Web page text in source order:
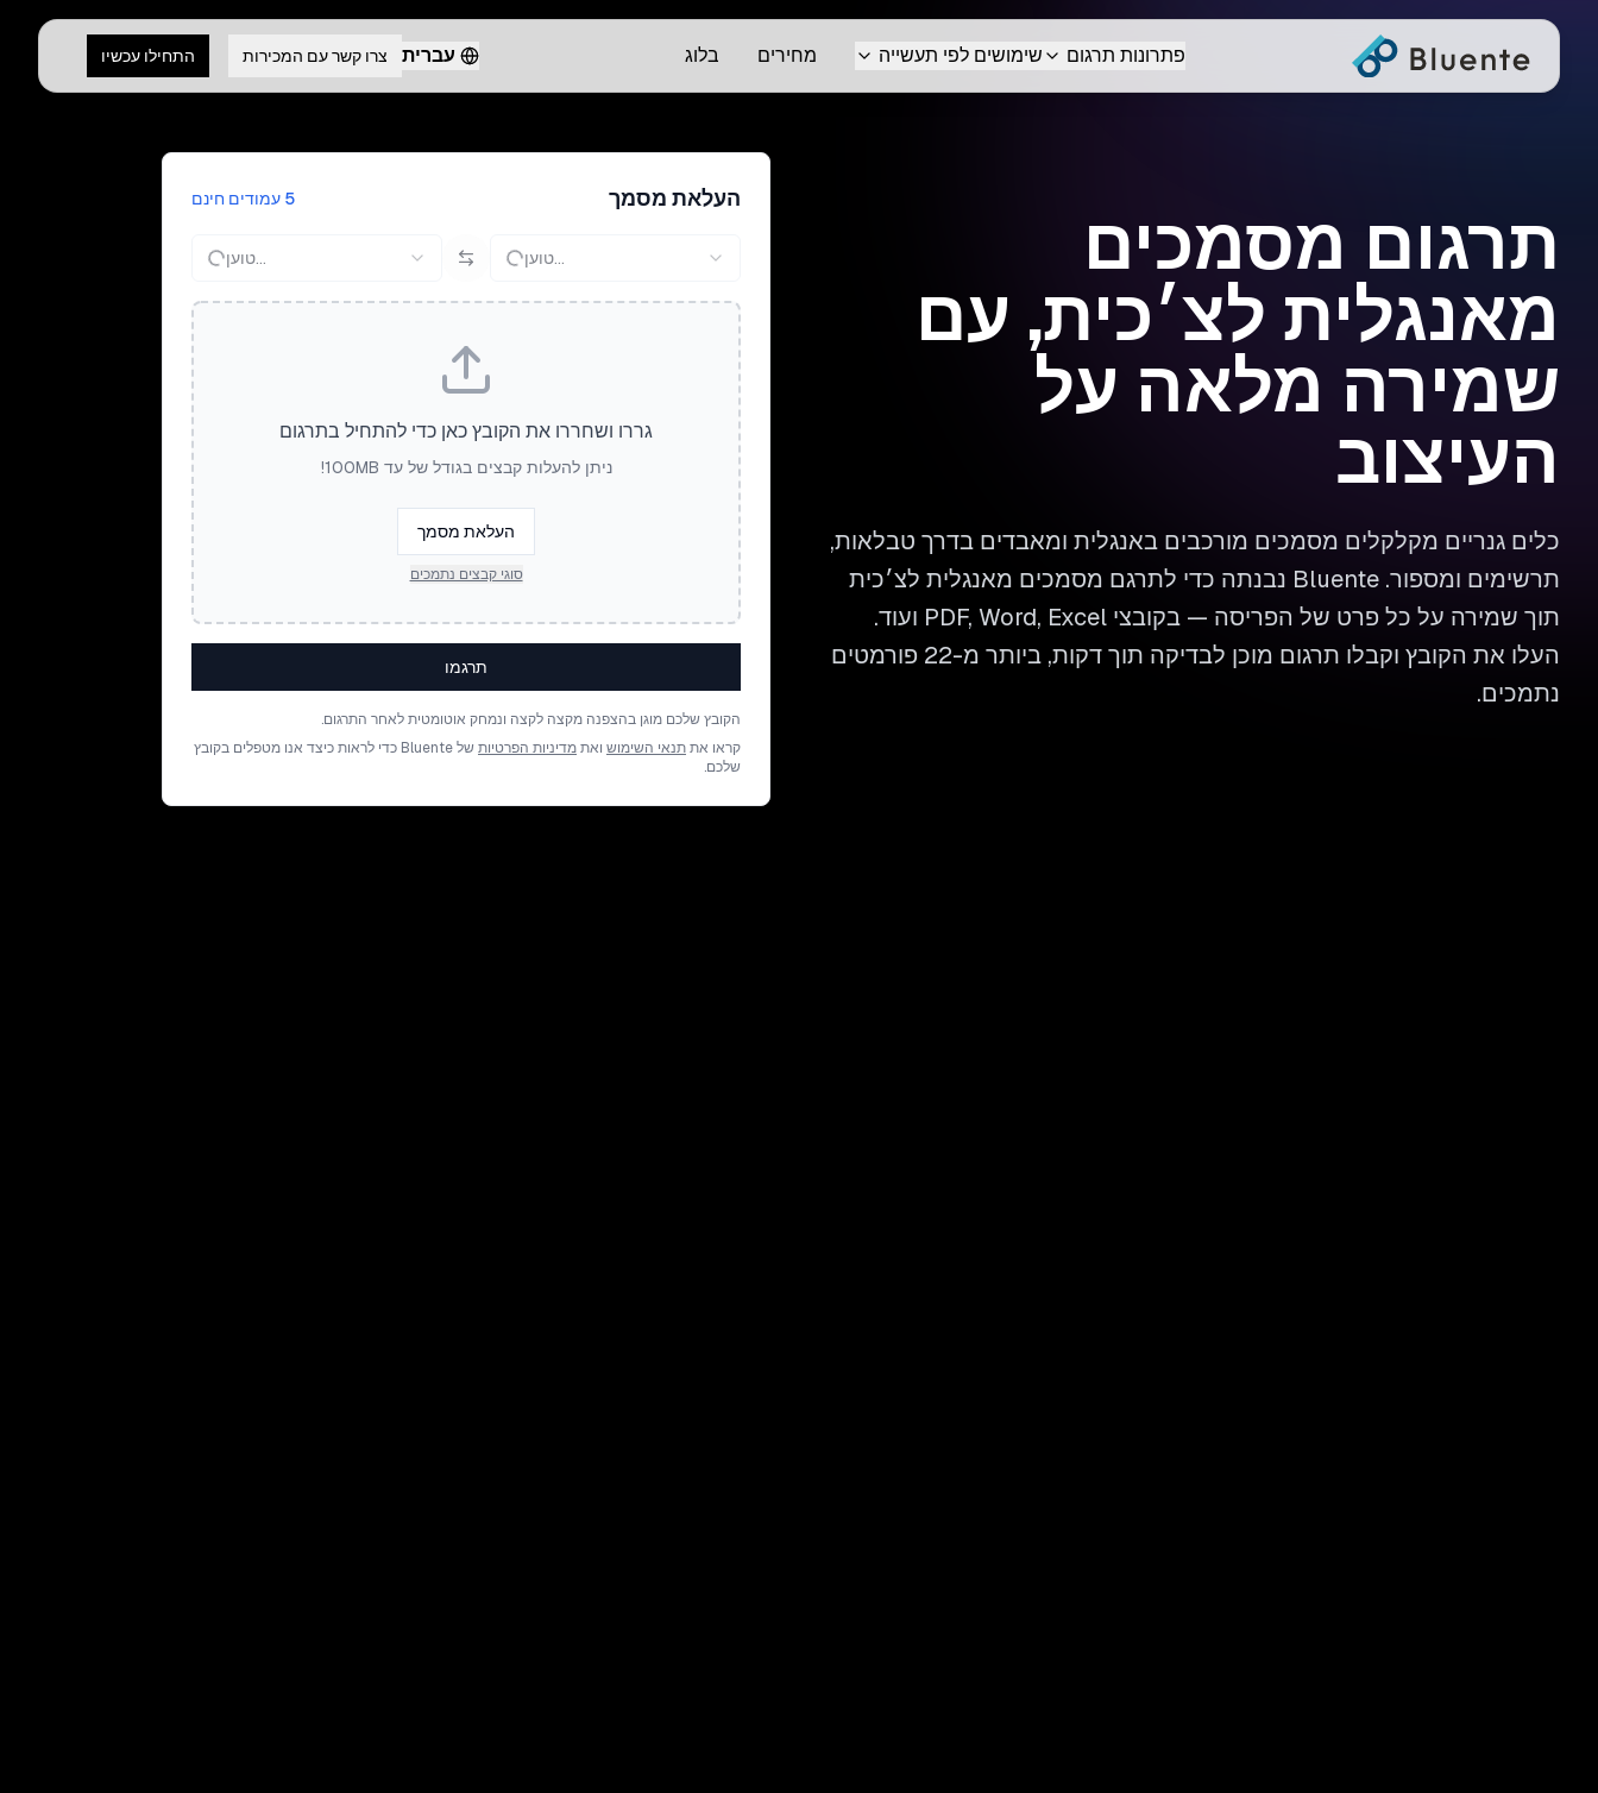
פתרונות תרגום שימושים לפי תעשייה מחירים בלוג עברית צרו קשר עם המכירות התחילו עכשיו
תרגום מסמכים
מאנגלית לצ׳כית, עם
שמירה מלאה על
העיצוב
כלים גנריים מקלקלים מסמכים מורכבים באנגלית ומאבדים בדרך טבלאות,
תרשימים ומספור. Bluente נבנתה כדי לתרגם מסמכים מאנגלית לצ׳כית
תוך שמירה על כל פרט של הפריסה — בקובצי PDF, Word, Excel ועוד.
העלו את הקובץ וקבלו תרגום מוכן לבדיקה תוך דקות, ביותר מ-22 פורמטים
נתמכים.
העלאת מסמך 5 עמודים חינם
טוען... טוען...
גררו ושחררו את הקובץ כאן כדי להתחיל בתרגום
ניתן להעלות קבצים בגודל של עד 100MB!
העלאת מסמך
סוגי קבצים נתמכים
תרגמו
הקובץ שלכם מוגן בהצפנה מקצה לקצה ונמחק אוטומטית לאחר התרגום.
קראו אתתנאי השימוש ואתמדיניות הפרטיות
של Bluente כדי לראות כיצד אנו מטפלים בקובץ
שלכם.